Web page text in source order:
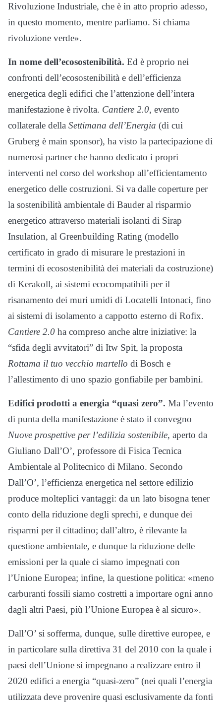
Rivoluzione Industriale, che è in atto proprio adesso,
in questo momento, mentre parliamo. Si chiama
rivoluzione verde».
In nome dell’ecosostenibilità. Ed è proprio nei
confronti dell’ecosostenibilità e dell’efficienza
energetica degli edifici che l’attenzione dell’intera
manifestazione è rivolta. Cantiere 2.0, evento
collaterale della Settimana dell’Energia (di cui
Gruberg è main sponsor), ha visto la partecipazione di
numerosi partner che hanno dedicato i propri
interventi nel corso del workshop all’efficientamento
energetico delle costruzioni. Si va dalle coperture per
la sostenibilità ambientale di Bauder al risparmio
energetico attraverso materiali isolanti di Sirap
Insulation, al Greenbuilding Rating (modello
certificato in grado di misurare le prestazioni in
termini di ecosostenibilità dei materiali da costruzione)
di Kerakoll, ai sistemi ecocompatibili per il
risanamento dei muri umidi di Locatelli Intonaci, fino
ai sistemi di isolamento a cappotto esterno di Rofix.
Cantiere 2.0 ha compreso anche altre iniziative: la
“sfida degli avvitatori” di Itw Spit, la proposta
Rottama il tuo vecchio martello di Bosch e
l’allestimento di uno spazio gonfiabile per bambini.
Edifici prodotti a energia “quasi zero”. Ma l’evento
di punta della manifestazione è stato il convegno
Nuove prospettive per l’edilizia sostenibile, aperto da
Giuliano Dall’O’, professore di Fisica Tecnica
Ambientale al Politecnico di Milano. Secondo
Dall’O’, l’efficienza energetica nel settore edilizio
produce molteplici vantaggi: da un lato bisogna tener
conto della riduzione degli sprechi, e dunque dei
risparmi per il cittadino; dall’altro, è rilevante la
questione ambientale, e dunque la riduzione delle
emissioni per la quale ci siamo impegnati con
l’Unione Europea; infine, la questione politica: «meno
carburanti fossili siamo costretti a importare ogni anno
dagli altri Paesi, più l’Unione Europea è al sicuro».
Dall’O’ si sofferma, dunque, sulle direttive europee, e
in particolare sulla direttiva 31 del 2010 con la quale i
paesi dell’Unione si impegnano a realizzare entro il
2020 edifici a energia “quasi-zero” (nei quali l’energia
utilizzata deve provenire quasi esclusivamente da fonti